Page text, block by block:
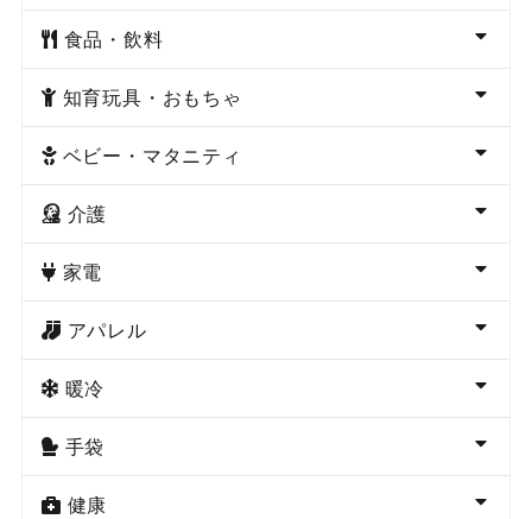
食品・飲料
知育玩具・おもちゃ
ベビー・マタニティ
介護
家電
アパレル
暖冷
手袋
健康